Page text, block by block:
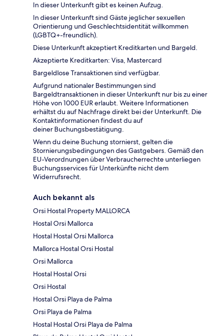
In dieser Unterkunft gibt es keinen Aufzug.
In dieser Unterkunft sind Gäste jeglicher sexuellen
Orientierung und Geschlechtsidentität willkommen
(LGBTQ+-freundlich).
Diese Unterkunft akzeptiert Kreditkarten und Bargeld.
Akzeptierte Kreditkarten: Visa, Mastercard
Bargeldlose Transaktionen sind verfügbar.
Aufgrund nationaler Bestimmungen sind
Bargeldtransaktionen in dieser Unterkunft nur bis zu einer
Höhe von 1000 EUR erlaubt. Weitere Informationen
erhältst du auf Nachfrage direkt bei der Unterkunft. Die
Kontaktinformationen findest du auf
deiner Buchungsbestätigung.
Wenn du deine Buchung stornierst, gelten die
Stornierungsbedingungen des Gastgebers. Gemäß den
EU-Verordnungen über Verbraucherrechte unterliegen
Buchungsservices für Unterkünfte nicht dem
Widerrufsrecht.
Auch bekannt als
Orsi Hostal Property MALLORCA
Hostal Orsi Mallorca
Hostal Hostal Orsi Mallorca
Mallorca Hostal Orsi Hostal
Orsi Mallorca
Hostal Hostal Orsi
Orsi Hostal
Hostal Orsi Playa de Palma
Orsi Playa de Palma
Hostal Hostal Orsi Playa de Palma